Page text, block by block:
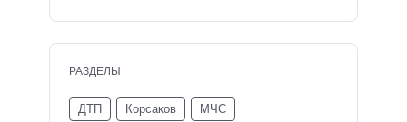
РАЗДЕЛЫ
ДТП Корсаков МЧС